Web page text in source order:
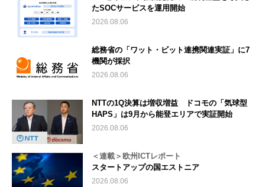
たSOCサービスを運用開始
2026.08.06
総務省の「ワット・ビット連携関連実証」に7
機関が採択
2026.08.06
NTTの1Q決算は増収増益 ドコモの「気球型
HAPS」は9月から能登エリアで実証開始
2026.08.06
＜連載＞欧州ICTレポート
スタートアップの国エストニア
2026.08.06